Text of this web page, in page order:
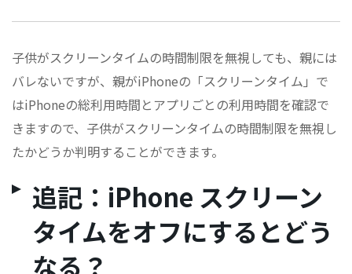
子供がスクリーンタイムの時間制限を無視しても、親には
バレないですが、親がiPhoneの「スクリーンタイム」で
はiPhoneの総利用時間とアプリごとの利用時間を確認で
きますので、子供がスクリーンタイムの時間制限を無視し
たかどうか判明することができます。
追記：iPhone スクリーン
タイムをオフにするとどう
なる？